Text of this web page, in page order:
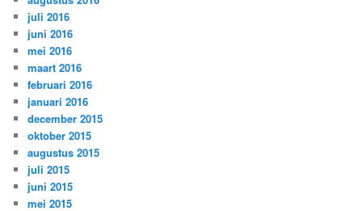
juli 2016
juni 2016
mei 2016
maart 2016
februari 2016
januari 2016
december 2015
oktober 2015
augustus 2015
juli 2015
juni 2015
mei 2015